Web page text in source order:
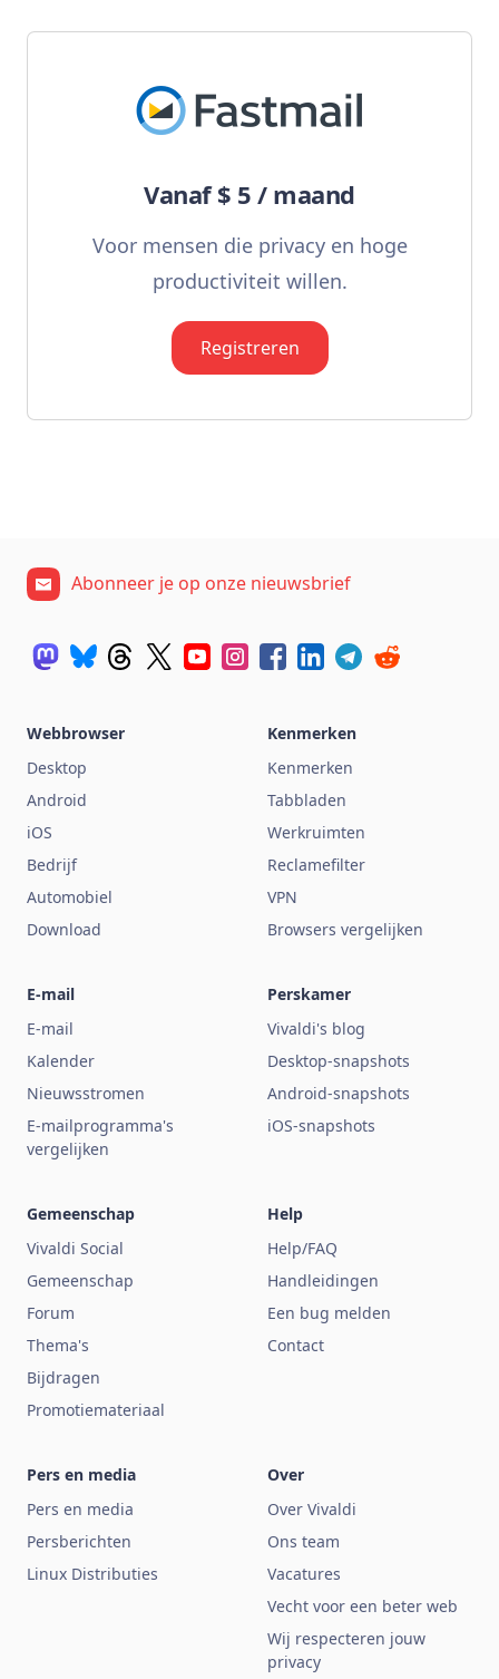
Vanaf $ 5 / maand
Voor mensen die privacy en hoge
productiviteit willen.
Registreren
Abonneer je op onze nieuwsbrief
Webbrowser
Desktop
Android
iOS
Bedrijf
Automobiel
Download
Kenmerken
Kenmerken
Tabbladen
Werkruimten
Reclamefilter
VPN
Browsers vergelijken
E-mail
E-mail
Kalender
Nieuwsstromen
E-mailprogramma's
vergelijken
Perskamer
Vivaldi's blog
Desktop-snapshots
Android-snapshots
iOS-snapshots
Gemeenschap
Vivaldi Social
Gemeenschap
Forum
Thema's
Bijdragen
Promotiemateriaal
Help
Help/FAQ
Handleidingen
Een bug melden
Contact
Pers en media
Pers en media
Persberichten
Linux Distributies
Over
Over Vivaldi
Ons team
Vacatures
Vecht voor een beter web
Wij respecteren jouw
privacy